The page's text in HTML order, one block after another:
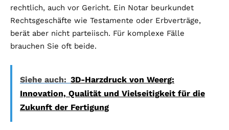
rechtlich, auch vor Gericht. Ein Notar beurkundet
Rechtsgeschäfte wie Testamente oder Erbverträge,
berät aber nicht parteiisch. Für komplexe Fälle
brauchen Sie oft beide.
Siehe auch: 3D-Harzdruck von Weerg:
Innovation, Qualität und Vielseitigkeit für die
Zukunft der Fertigung